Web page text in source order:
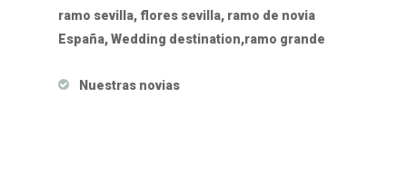
ramo sevilla, flores sevilla, ramo de novia
España, Wedding destination,ramo grande
Nuestras novias